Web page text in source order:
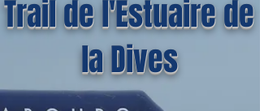
Trail de l'Estuaire de
la Dives